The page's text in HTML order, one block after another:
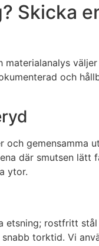
Skicka
och
gemensamma
där smutsen lätt
ytor.
rostfritt
torktid. Vi